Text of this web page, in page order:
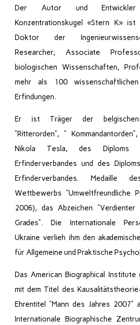
Der Autor und
Konzentrationskugel «Stern K» ist
Doktor der
Researcher, Associate
biologischen Wissenschaften,
mehr als 100
Erfindungen.
Er ist Träger der belgischen
“Ritterorden”, ”
Nikola Tesla, des Diploms
Erfinderverbandes und des
Erfinderverbandes. Medaille
Wettbewerbs “Umweltfreundliche
2006), das Abzeichen
Grades”. Die Internationale
Ukraine verlieh ihm den
für Allgemeine und Praktische
Das American Biographical Institute
mit dem Titel des
Ehrentitel “Mann des Jahres 2007”
Internationale Biographische